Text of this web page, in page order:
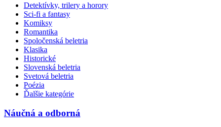
Detektívky, trilery a horory
Sci-fi a fantasy
Komiksy
Romantika
Spoločenská beletria
Klasika
Historické
Slovenská beletria
Svetová beletria
Poézia
Ďalšie kategórie
Náučná a odborná